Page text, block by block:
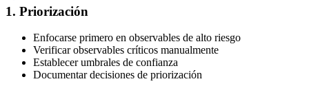
1. Priorización
Enfocarse primero en observables de alto riesgo
Verificar observables críticos manualmente
Establecer umbrales de confianza
Documentar decisiones de priorización